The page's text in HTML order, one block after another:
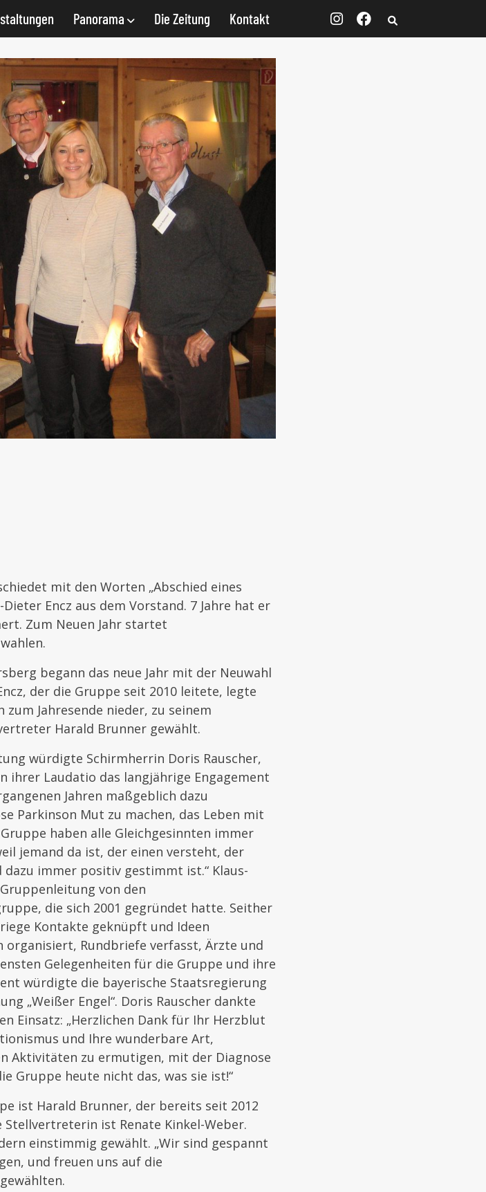
Panorama Die Zeitung Kontakt
mit den Worten „Abschied eines
Encz aus dem Vorstand. 7 Jahre hat er
Zum Neuen Jahr startet
begann das neue Jahr mit der Neuwahl
der die Gruppe seit 2010 leitete, legte
Jahresende nieder, zu seinem
Harald Brunner gewählt.
würdigte Schirmherrin Doris Rauscher,
ihrer Laudatio das langjährige Engagement
Jahren maßgeblich dazu
Parkinson Mut zu machen, das Leben mit
haben alle Gleichgesinnten immer
jemand da ist, der einen versteht, der
immer positiv gestimmt ist.“ Klaus-
von den
die sich 2001 gegründet hatte. Seither
Kontakte geknüpft und Ideen
Rundbriefe verfasst, Ärzte und
Gelegenheiten für die Gruppe und ihre
würdigte die bayerische Staatsregierung
„Weißer Engel“. Doris Rauscher dankte
Einsatz: „Herzlichen Dank für Ihr Herzblut
und Ihre wunderbare Art,
Aktivitäten zu ermutigen, mit der Diagnose
Gruppe heute nicht das, was sie ist!“
ist Harald Brunner, der bereits seit 2012
ist Renate Kinkel-Weber.
einstimmig gewählt. „Wir sind gespannt
und freuen uns auf die